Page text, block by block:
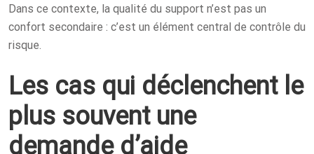
Dans ce contexte, la qualité du support n’est pas un
confort secondaire : c’est un élément central de contrôle du
risque.
Les cas qui déclenchent le
plus souvent une
demande d’aide